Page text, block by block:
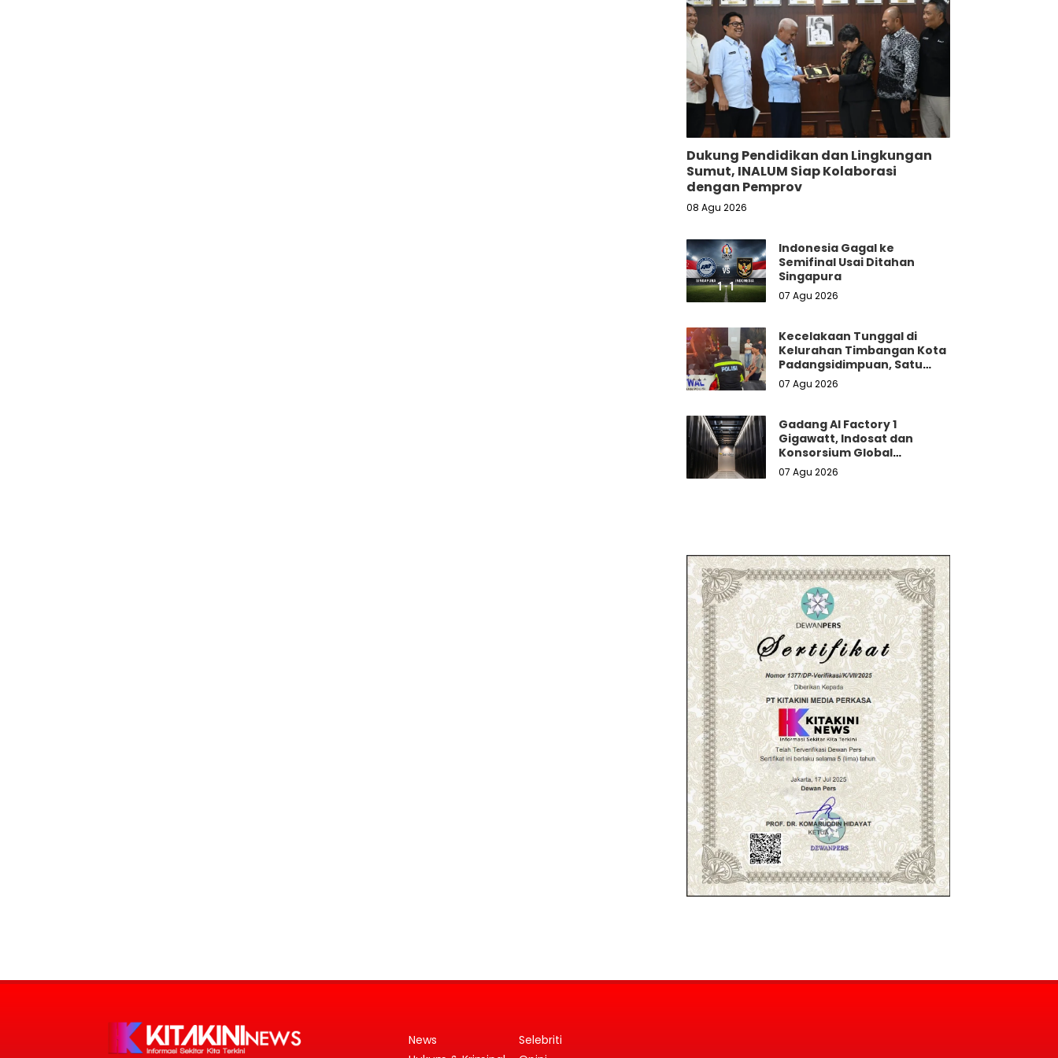
Dukung Pendidikan dan Lingkungan
Sumut, INALUM Siap Kolaborasi
dengan Pemprov
08 Agu 2026
Indonesia Gagal ke
Semifinal Usai Ditahan
Singapura
07 Agu 2026
Kecelakaan Tunggal di
Kelurahan Timbangan Kota
Padangsidimpuan, Satu
Penumpang Tewas
07 Agu 2026
Gadang AI Factory 1
Gigawatt, Indosat dan
Konsorsium Global
Luncurkan Zankore untuk
Pasar Asia-Pasifik
07 Agu 2026
News
Selebriti